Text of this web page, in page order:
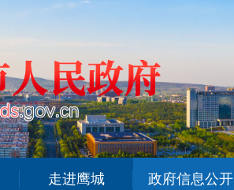
走进鹰城 政府信息公开